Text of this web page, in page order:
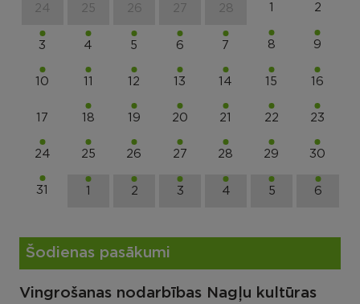
24 25 26 27 28 1 2
3 4 5 6 7 8 9
10 11 12 13 14 15 16
17 18 19 20 21 22 23
24 25 26 27 28 29 30
31 1 2 3 4 5 6
Šodienas pasākumi
Vingrošanas nodarbības Nagļu kultūras